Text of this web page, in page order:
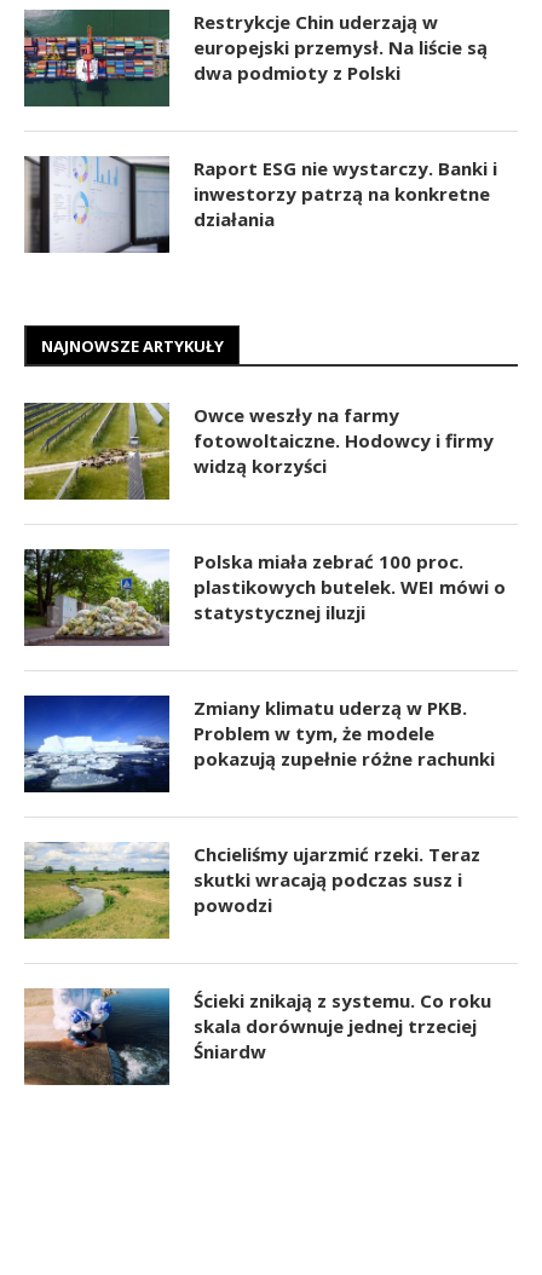
Restrykcje Chin uderzają w
europejski przemysł. Na liście są
dwa podmioty z Polski
Raport ESG nie wystarczy. Banki i
inwestorzy patrzą na konkretne
działania
NAJNOWSZE ARTYKUŁY
Owce weszły na farmy
fotowoltaiczne. Hodowcy i firmy
widzą korzyści
Polska miała zebrać 100 proc.
plastikowych butelek. WEI mówi o
statystycznej iluzji
Zmiany klimatu uderzą w PKB.
Problem w tym, że modele
pokazują zupełnie różne rachunki
Chcieliśmy ujarzmić rzeki. Teraz
skutki wracają podczas susz i
powodzi
Ścieki znikają z systemu. Co roku
skala dorównuje jednej trzeciej
Śniardw